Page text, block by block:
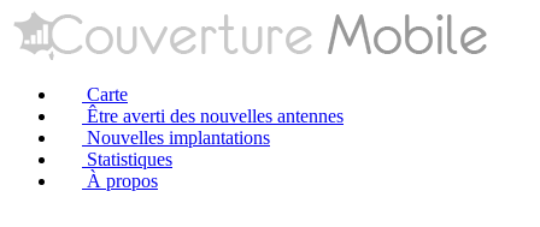
Carte
Être averti des nouvelles antennes
Nouvelles implantations
Statistiques
À propos